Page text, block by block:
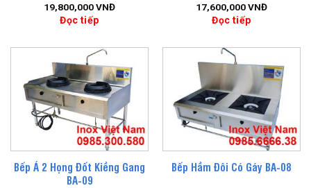
19,800,000VNĐ
Đọc tiếp
17,600,000VNĐ
Đọc tiếp
Bếp Á 2 Họng Đốt Kiềng Gang
BA-09
Bếp Hầm Đôi Có Gáy BA-08